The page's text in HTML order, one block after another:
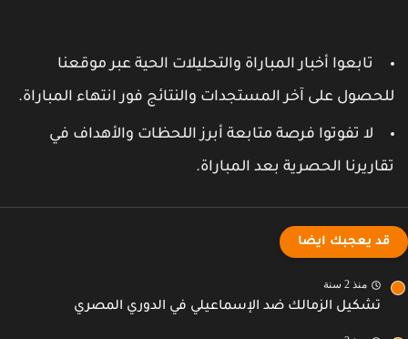
تابعوا أخبار المباراة والتحليلات الحية عبر موقعنا
على آخر المستجدات والنتائج فور انتهاء المباراة.
لا تفوتوا فرصة متابعة أبرز اللحظات والأهداف في
الحصرية بعد المباراة.
قد يعجبك ايضا
منذ 2 سنة
تشكيل الزمالك ضد الإسماعيلي في الدوري المصري